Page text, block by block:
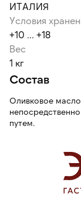
ИТАЛИЯ
Условия
+10 ... +18
Вес
1 кг
Состав
Оливковое
путем.